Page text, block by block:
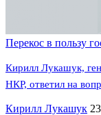
Перекос в пользу
Кирилл Лукашук,
НКР, ответил на
Кирилл Лукашук